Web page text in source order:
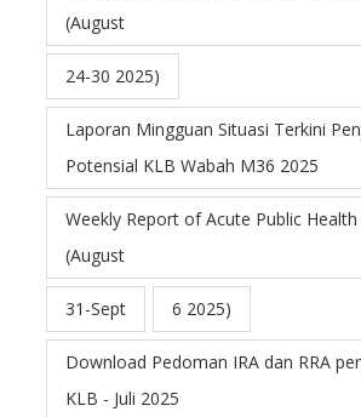
(August
24-30 2025)
Laporan Mingguan Situasi Terkini
Potensial KLB Wabah M36 2025
Weekly Report of Acute Public
(August
31-Sept 6 2025)
Download Pedoman IRA dan RRA
KLB - Juli 2025